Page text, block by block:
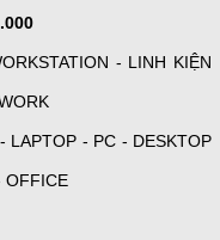
- LINH KIỆN
LAPTOP - PC - DESKTOP
OFFICE